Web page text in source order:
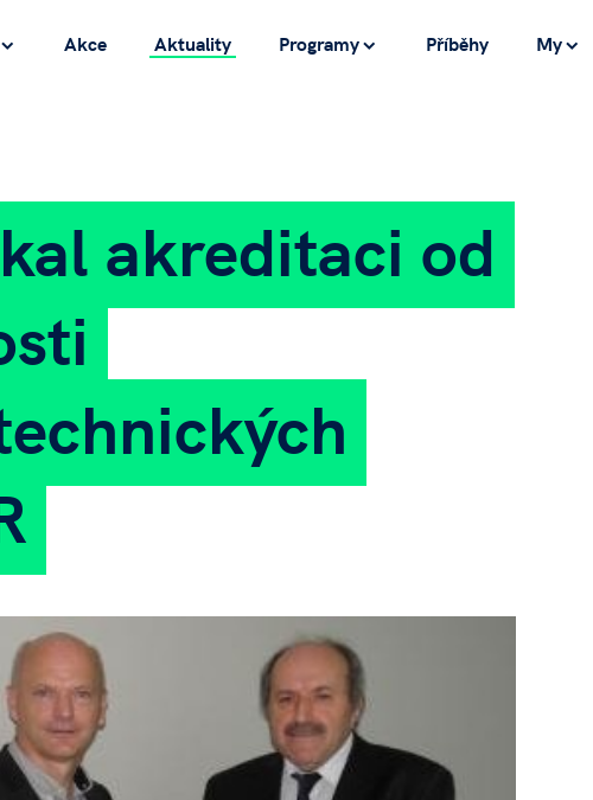
Akce Aktuality Programy Příběhy My
akreditaci od